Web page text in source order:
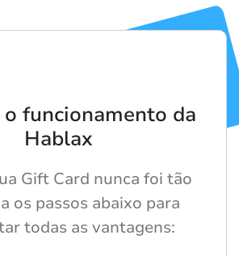
o funcionamento da
Hablax
Gift Card nunca foi tão
os passos abaixo para
todas as vantagens: